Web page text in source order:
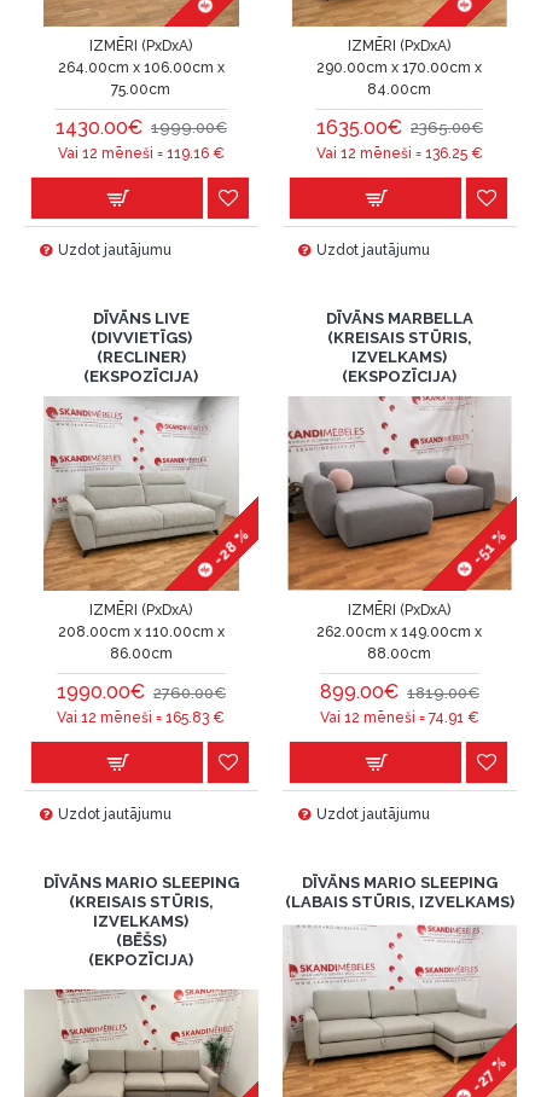
IZMĒRI (PxDxA)
264.00cm x 106.00cm x
75.00cm
1430.00€ 1999.00€
Vai 12 mēneši = 119.16€
Uzdot jautājumu
IZMĒRI (PxDxA)
290.00cm x 170.00cm x
84.00cm
1635.00€ 2365.00€
Vai 12 mēneši = 136.25€
Uzdot jautājumu
DĪVĀNS LIVE
(DIVVIETĪGS)
(RECLINER)
(EKSPOZĪCIJA)
-28 %
IZMĒRI (PxDxA)
208.00cm x 110.00cm x
86.00cm
1990.00€ 2760.00€
Vai 12 mēneši =165.83 €
Uzdot jautājumu
DĪVĀNS MARBELLA
(KREISAIS STŪRIS,
IZVELKAMS)
(EKSPOZĪCIJA)
-51 %
IZMĒRI (PxDxA)
262.00cm x 149.00cm x
88.00cm
899.00€ 1819.00€
Vai 12 mēneši = 74.91 €
Uzdot jautājumu
DĪVĀNS MARIO SLEEPING
(KREISAIS STŪRIS,
IZVELKAMS)
(BĒŠS)
(EKPOZĪCIJA)
DĪVĀNS MARIO SLEEPING
(LABAIS STŪRIS, IZVELKAMS)
-27 %